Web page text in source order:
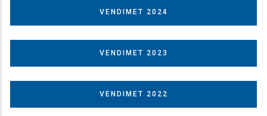
VENDIMET 2024
VENDIMET 2023
VENDIMET 2022